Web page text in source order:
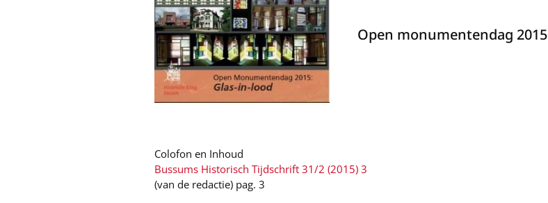
Open monumentendag 2015
Colofon en Inhoud
Bussums Historisch Tijdschrift 31/2 (2015) 3
(van de redactie) pag. 3